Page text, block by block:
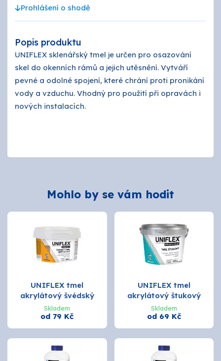
Prohlášení o shodě
Popis produktu
UNIFLEX sklenářský tmel je určen pro osazování
skel do okenních rámů a jejich utěsnění. Vytváří
pevné a odolné spojení, které chrání proti pronikání
vody a vzduchu. Vhodný pro použití při opravách i
nových instalacích.
Mohlo by se vám hodit
UNIFLEX tmel
akrylátový švédský
Skladem
od 79 Kč
UNIFLEX tmel
akrylátový štukový
Skladem
od 69 Kč